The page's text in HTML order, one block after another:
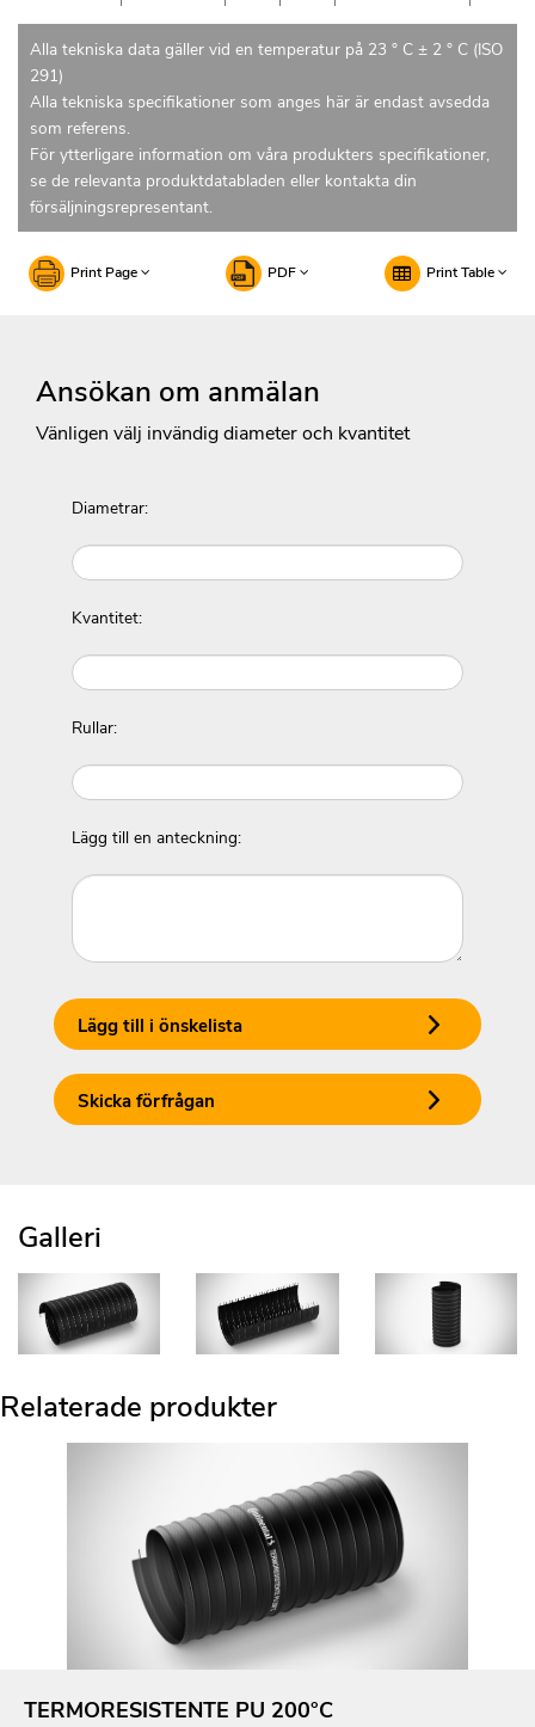
Alla tekniska data gäller vid en temperatur på 23 ° C ± 2 ° C (ISO
291)
Alla tekniska specifikationer som anges här är endast avsedda
som referens.
För ytterligare information om våra produkters specifikationer,
se de relevanta produktdatabladen eller kontakta din
försäljningsrepresentant.
Print Page PDF Print Table
Ansökan om anmälan
Vänligen välj invändig diameter och kvantitet
Diametrar:
Kvantitet:
Rullar:
Lägg till en anteckning:
Lägg till i önskelista
Skicka förfrågan
Galleri
Relaterade produkter
TERMORESISTENTE PU 200°C